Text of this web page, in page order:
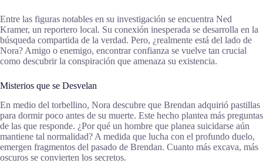
Entre las figuras notables en su investigación se encuentra Ned
Kramer, un reportero local. Su conexión inesperada se desarrolla en la
búsqueda compartida de la verdad. Pero, ¿realmente está del lado de
Nora? Amigo o enemigo, encontrar confianza se vuelve tan crucial
como descubrir la conspiración que amenaza su existencia.
Misterios que se Desvelan
En medio del torbellino, Nora descubre que Brendan adquirió pastillas
para dormir poco antes de su muerte. Este hecho plantea más preguntas
de las que responde. ¿Por qué un hombre que planea suicidarse aún
mantiene tal normalidad? A medida que lucha con el profundo duelo,
emergen fragmentos del pasado de Brendan. Cuanto más excava, más
oscuros se convierten los secretos.